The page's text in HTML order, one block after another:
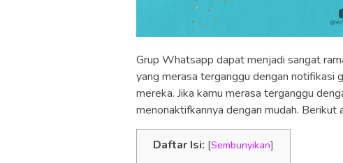
Grup Whatsapp dapat menjadi sangat
yang merasa terganggu dengan notifikasi
mereka. Jika kamu merasa terganggu
menonaktifkannya dengan mudah.
Daftar Isi: [Sembunyikan]